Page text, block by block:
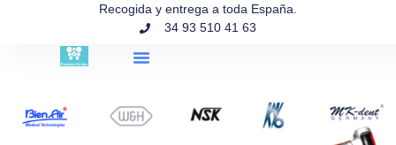
Recogida y entrega a toda España.
34 93 510 41 63